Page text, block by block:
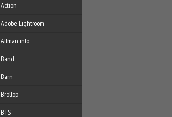
Action
Adobe Lightroom
Allmän info
Band
Barn
Bröllop
BTS